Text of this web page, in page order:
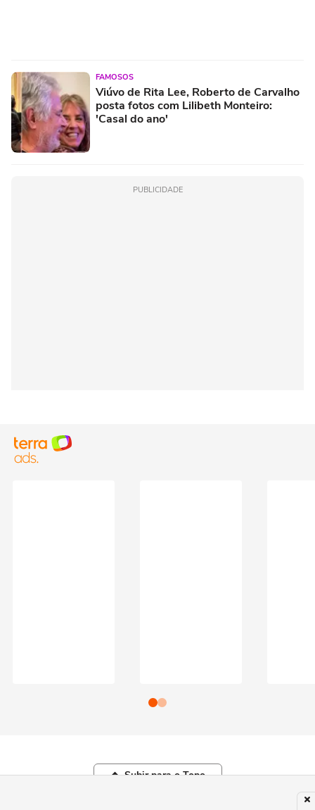
FAMOSOS
Viúvo de Rita Lee, Roberto de Carvalho
posta fotos com Lilibeth Monteiro:
'Casal do ano'
PUBLICIDADE
Subir para o Topo